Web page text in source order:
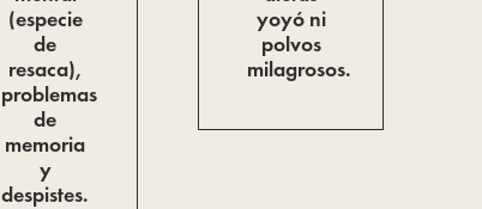
(especie
de
resaca),
problemas
de
memoria
y
despistes.
yoyó ni
polvos
milagrosos.